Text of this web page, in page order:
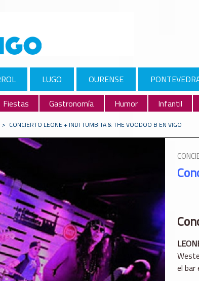
LUGO OURENSE
Fiestas Gastronomía Humor Infantil
> CONCIERTO LEONE + INDI TUMBITA & THE VOODOO B EN VIGO
el bar